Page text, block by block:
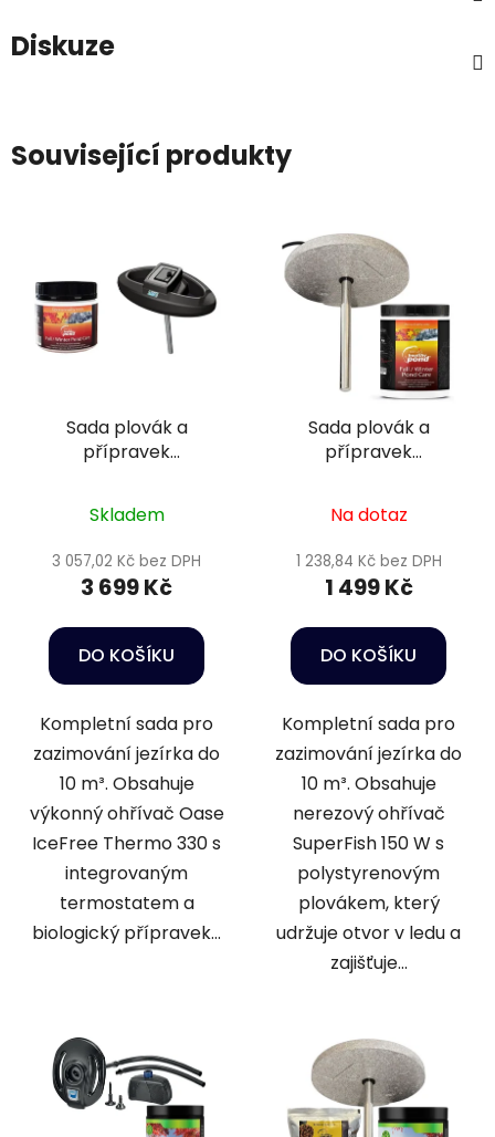
Diskuze
Související produkty
Sada plovák a
přípravek
Skladem
3 057,02 Kč bez DPH
3 699 Kč
DO KOŠÍKU
Kompletní sada pro
zazimování jezírka do
10 m³. Obsahuje
výkonný ohřívač Oase
IceFree Thermo 330 s
integrovaným
termostatem a
biologický přípravek...
Sada plovák a
přípravek
Na dotaz
1 238,84 Kč bez DPH
1 499 Kč
DO KOŠÍKU
Kompletní sada pro
zazimování jezírka do
10 m³. Obsahuje
nerezový ohřívač
SuperFish 150 W s
polystyrenovým
plovákem, který
udržuje otvor v ledu a
zajišťuje...